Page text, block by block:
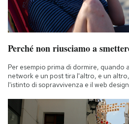
Perché non riusciamo a
Per esempio prima di dormire, quando
network e un post tira l'altro, e un
l'istinto di sopravvivenza e il web design